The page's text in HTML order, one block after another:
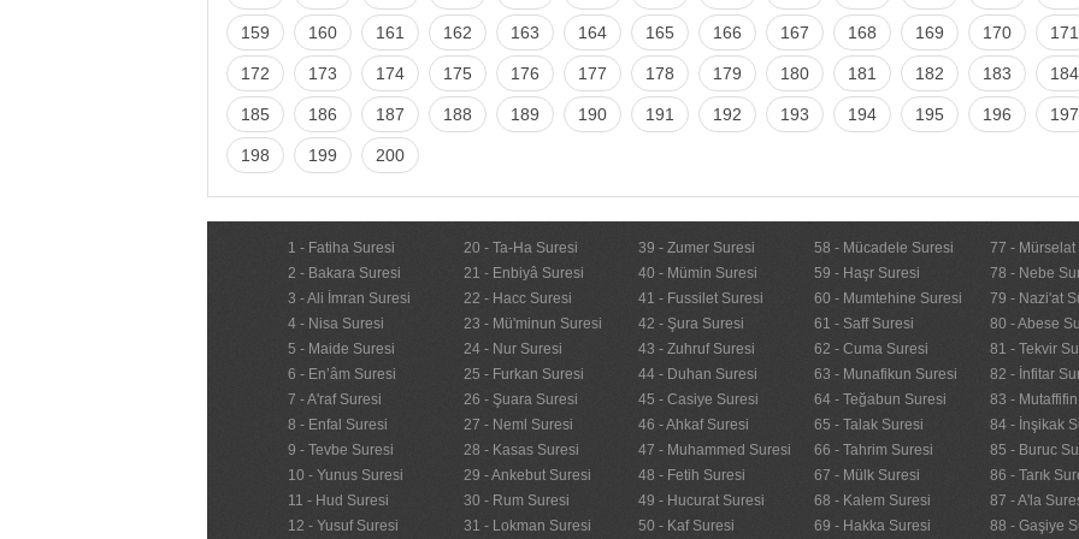
159 160 161 162 163 164 165 166 167 168 169 170 171
172 173 174 175 176 177 178 179 180 181 182 183 184
185 186 187 188 189 190 191 192 193 194 195 196 197
198 199 200
1 - Fatiha Suresi
2 - Bakara Suresi
3 - Ali İmran Suresi
4 - Nisa Suresi
5 - Maide Suresi
6 - En’âm Suresi
7 - A'raf Suresi
8 - Enfal Suresi
9 - Tevbe Suresi
10 - Yunus Suresi
11 - Hud Suresi
12 - Yusuf Suresi
20 - Ta-Ha Suresi
21 - Enbiyâ Suresi
22 - Hacc Suresi
23 - Mü'minun Suresi
24 - Nur Suresi
25 - Furkan Suresi
26 - Şuara Suresi
27 - Neml Suresi
28 - Kasas Suresi
29 - Ankebut Suresi
30 - Rum Suresi
31 - Lokman Suresi
39 - Zumer Suresi
40 - Mümin Suresi
41 - Fussilet Suresi
42 - Şura Suresi
43 - Zuhruf Suresi
44 - Duhan Suresi
45 - Casiye Suresi
46 - Ahkaf Suresi
47 - Muhammed Suresi
48 - Fetih Suresi
49 - Hucurat Suresi
50 - Kaf Suresi
58 - Mücadele Suresi
59 - Haşr Suresi
60 - Mumtehine Suresi
61 - Saff Suresi
62 - Cuma Suresi
63 - Munafikun Suresi
64 - Teğabun Suresi
65 - Talak Suresi
66 - Tahrim Suresi
67 - Mülk Suresi
68 - Kalem Suresi
69 - Hakka Suresi
77 - Mürselat
78 - Nebe
79 - Nazi'at
80 - Abese
81 - Tekvir
82 - İnfitar
83 -
84 - İnşikak
85 - Buruc
86 - Tarık
87 - A'la
88 - Gaşiye